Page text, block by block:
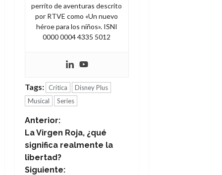
perrito de aventuras descrito
por RTVE como «Un nuevo
héroe para los niños». ISNI
0000 0004 4335 5012
Tags: Crítica
Disney Plus
Musical
Series
N
a
v
Anterior:
La Virgen Roja, ¿qué
significa realmente la
libertad?
Siguiente: